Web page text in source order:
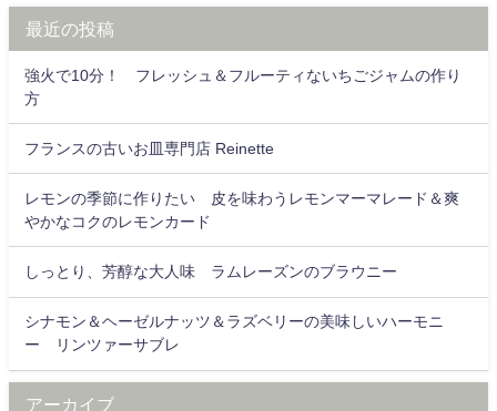
最近の投稿
強火で10分！ フレッシュ＆フルーティないちごジャムの作り
方
フランスの古いお皿専門店 Reinette
レモンの季節に作りたい 皮を味わうレモンマーマレード＆爽
やかなコクのレモンカード
しっとり、芳醇な大人味 ラムレーズンのブラウニー
シナモン＆ヘーゼルナッツ＆ラズベリーの美味しいハーモニ
ー リンツァーサブレ
アーカイブ